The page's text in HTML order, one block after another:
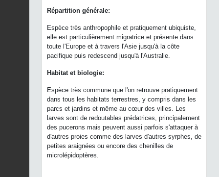
Répartition générale:
Espèce très anthropophile et pratiquement ubiquiste,
elle est particulièrement migratrice et présente dans
toute l'Europe et à travers l'Asie jusqu'à la côte
pacifique puis redescend jusqu'à l'Australie.
Habitat et biologie:
Espèce très commune que l'on retrouve pratiquement
dans tous les habitats terrestres, y compris dans les
parcs et jardins et même au cœur des villes. Les
larves sont de redoutables prédatrices, principalement
des pucerons mais peuvent aussi parfois s'attaquer à
d'autres proies comme des larves d'autres syrphes, de
petites araignées ou encore des chenilles de
microlépidoptères.